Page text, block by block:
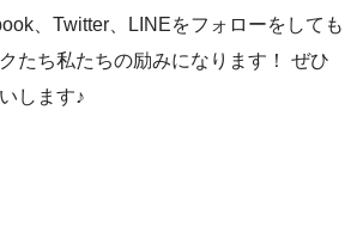
、Twitter、LINEをフォローをしても
たち私たちの励みになります！ ぜひ
します♪